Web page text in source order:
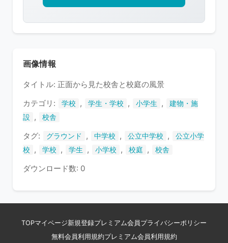
護
い
ま
画像情報
タイトル: 正面から見た校舎と校庭の風景
カテゴリ:
学校 , 学生・学校 , 小学生 ,
建物・施
設
, 校舎
タグ: グラウンド , 中学校 , 公立中学校 ,
公立小学
校
, 学校 , 学生 , 小学校 , 校庭 , 校舎
ダウンロード数: 0
TOPマイページ新規登録プレミアム会員 プライバシーポリシー
無料会員利用規約プレミアム会員利用規約